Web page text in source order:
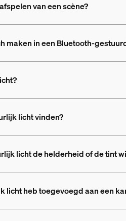
van een scène?
maken in een Bluetooth-
licht vinden?
licht de helderheid of de tint
licht heb toegevoegd aan een